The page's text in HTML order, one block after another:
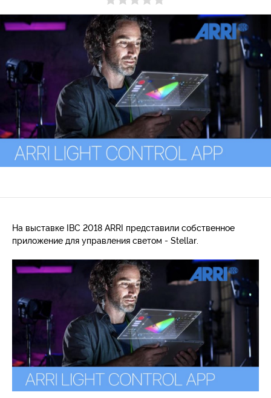
На выставке IBC 2018 ARRI представили собственное
приложение для управления светом - Stellar.